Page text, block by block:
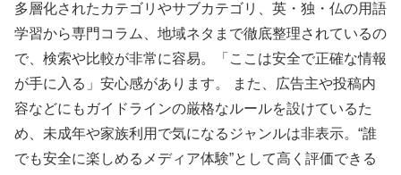
多層化されたカテゴリやサブカテゴリ、英・独・仏の用語
学習から専門コラム、地域ネタまで徹底整理されているの
で、検索や比較が非常に容易。「ここは安全で正確な情報
が手に入る」安心感があります。 また、広告主や投稿内
容などにもガイドラインの厳格なルールを設けているた
め、未成年や家族利用で気になるジャンルは非表示。“誰
でも安全に楽しめるメディア体験”として高く評価できる